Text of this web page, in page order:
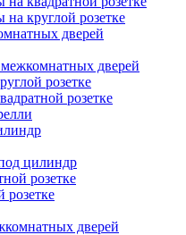
круглой розетке
дверей
дверей
розетке
розетке
цилиндр
розетке
розетке
дверей